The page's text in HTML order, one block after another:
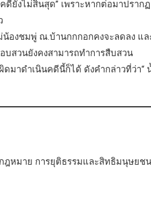
ดียังไม่สิ้นสุด” เพราะหากต่อมาปรากฏ
องชมพู่ ณ.บ้านกกกอกคงจะลดลง แล
สวนยังคงสามารถทำการสืบสวน
มาดำเนินคดีนี้ก็ได้ ดังคำกล่าวที่ว่า“
ฎหมาย การยุติธรรมและสิทธิมนุษยชน